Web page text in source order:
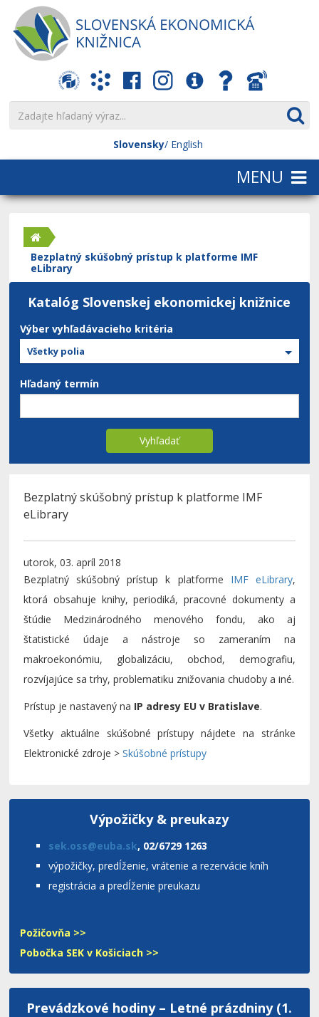
Slovensky English
Bezplatný skúšobný prístup k platforme IMF
eLibrary
Katalóg Slovenskej ekonomickej knižnice
Výber vyhľadávacieho kritéria
Všetky polia
Hľadaný termín
Vyhľadať
Bezplatný skúšobný prístup k platforme IMF
eLibrary
utorok, 03. apríl 2018
Bezplatný skúšobný prístup k platforme IMF eLibrary,
ktorá obsahuje knihy, periodiká, pracovné dokumenty a
štúdie Medzinárodného menového fondu, ako aj
štatistické údaje a nástroje so zameraním na
makroekonómiu, globalizáciu, obchod, demografiu,
rozvíjajúce sa trhy, problematiku znižovania chudoby a iné.
Prístup je nastavený na IP adresy EU v Bratislave.
Všetky aktuálne skúšobné prístupy nájdete na stránke
Elektronické zdroje >Skúšobné prístupy
Výpožičky & preukazy
sek.oss@euba.sk, 02/6729 1263
výpožičky, predĺženie, vrátenie a rezervácie kníh
registrácia a predĺženie preukazu
Požičovňa >>
Pobočka SEK v Košiciach >>
Prevádzkové hodiny – Letné prázdniny (1.